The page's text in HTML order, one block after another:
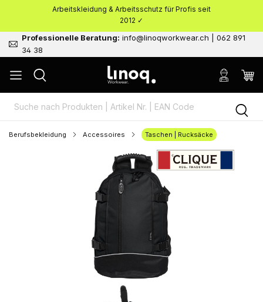
springenArbeitskleidung & Arbeitsschutz für Profis seit
2012 ✓
Professionelle Beratung: info@linoqworkwear.ch | 062 891
34 38
Berufsbekleidung Accessoires Taschen | Rucksäcke